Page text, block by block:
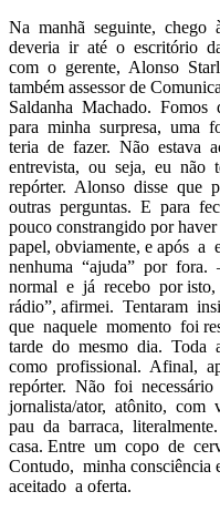
Na manhã seguinte, chego
deveria ir até o escritório
com o gerente, Alonso
também assessor de
Saldanha Machado.
para minha surpresa, uma
teria de fazer. Não estava
entrevista, ou seja, eu não
repórter. Alonso disse que
outras perguntas. E para
pouco constrangido por
papel, obviamente, e após a
nenhuma “ajuda” por fora.
normal e já recebo por
rádio”, afirmei. Tentaram
que naquele momento foi
tarde do mesmo dia. Toda
como profissional. Afinal,
repórter. Não foi
jornalista/ator, atônito, com
pau da barraca,
casa. Entre um copo de
Contudo, minha
aceitado a oferta.